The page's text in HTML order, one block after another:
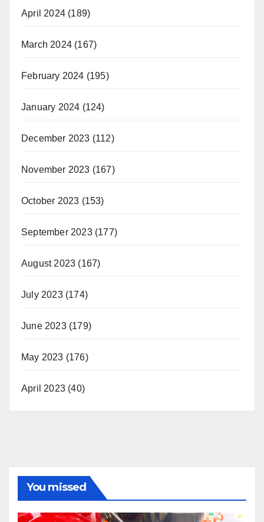
April 2024 (189)
March 2024 (167)
February 2024 (195)
January 2024 (124)
December 2023 (112)
November 2023 (167)
October 2023 (153)
September 2023(177)
August 2023 (167)
July 2023(174)
June 2023(179)
May 2023 (176)
April 2023 (40)
You missed